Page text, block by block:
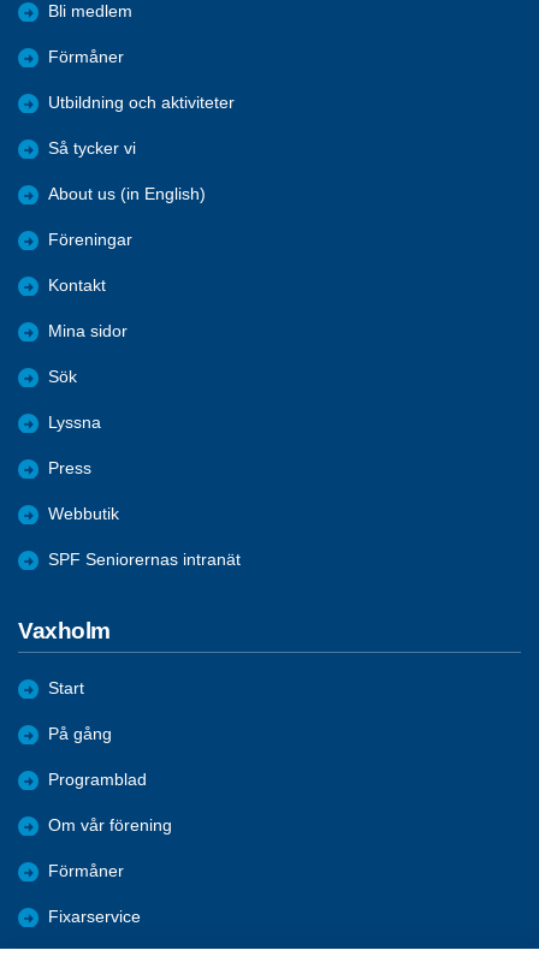
Bli medlem
Förmåner
Utbildning och aktiviteter
Så tycker vi
About us (in English)
Föreningar
Kontakt
Mina sidor
Sök
Lyssna
Press
Webbutik
SPF Seniorernas intranät
Vaxholm
Start
På gång
Programblad
Om vår förening
Förmåner
Fixarservice